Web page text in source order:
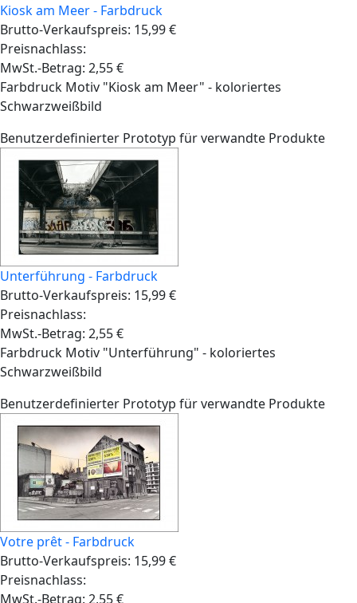
Kiosk am Meer - Farbdruck
Brutto-Verkaufspreis: 15,99 €
Preisnachlass:
MwSt.-Betrag: 2,55 €
Farbdruck Motiv "Kiosk am Meer" - koloriertes
Schwarzweißbild
Benutzerdefinierter Prototyp für verwandte Produkte
Unterführung - Farbdruck
Brutto-Verkaufspreis: 15,99 €
Preisnachlass:
MwSt.-Betrag: 2,55 €
Farbdruck Motiv "Unterführung" - koloriertes
Schwarzweißbild
Benutzerdefinierter Prototyp für verwandte Produkte
Votre prêt - Farbdruck
Brutto-Verkaufspreis: 15,99 €
Preisnachlass:
MwSt.-Betrag: 2,55 €